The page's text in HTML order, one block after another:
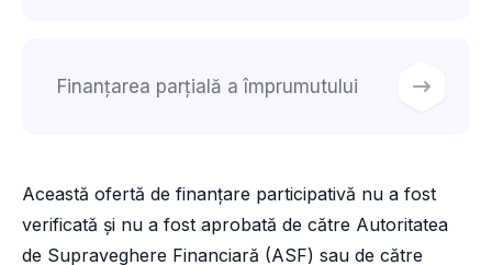
Finanțarea parțială a împrumutului
Această ofertă de finanțare participativă nu a fost
verificată și nu a fost aprobată de către Autoritatea
de Supraveghere Financiară (ASF) sau de către